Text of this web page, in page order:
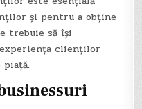
și pentru a obține
trebuie să își
clienților